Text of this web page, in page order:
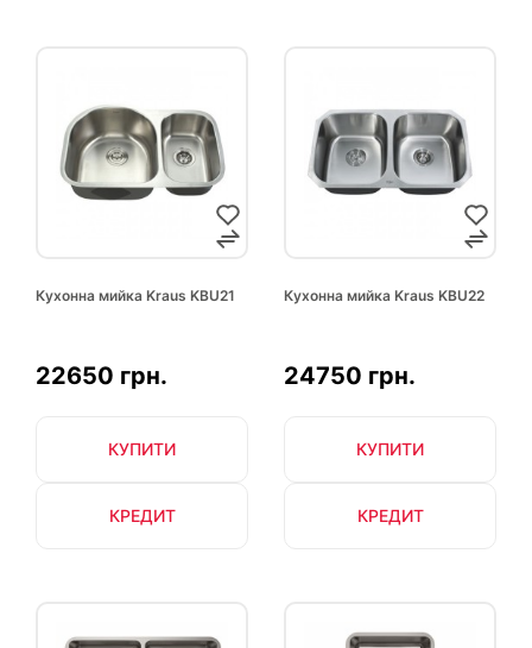
Кухонна мийка Kraus KBU21
22650 грн.
КУПИТИ
КРЕДИТ
Кухонна мийка Kraus KBU22
24750 грн.
КУПИТИ
КРЕДИТ